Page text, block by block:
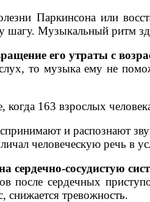
Паркинсона или
шагу. Музыкальный ритм
его утраты с
слух, то музыка ему не
когда 163 взрослых
и распознают
человеческую речь в
сердечно-сосудистую
после сердечных
снижается тревожность.